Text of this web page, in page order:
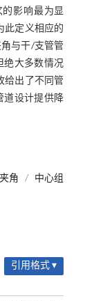
影响最为显
此定义相应的
与干/支管管
绝大多数情况
给出了不同管
道设计提供降
角 /
中心组
引用格式 ▾